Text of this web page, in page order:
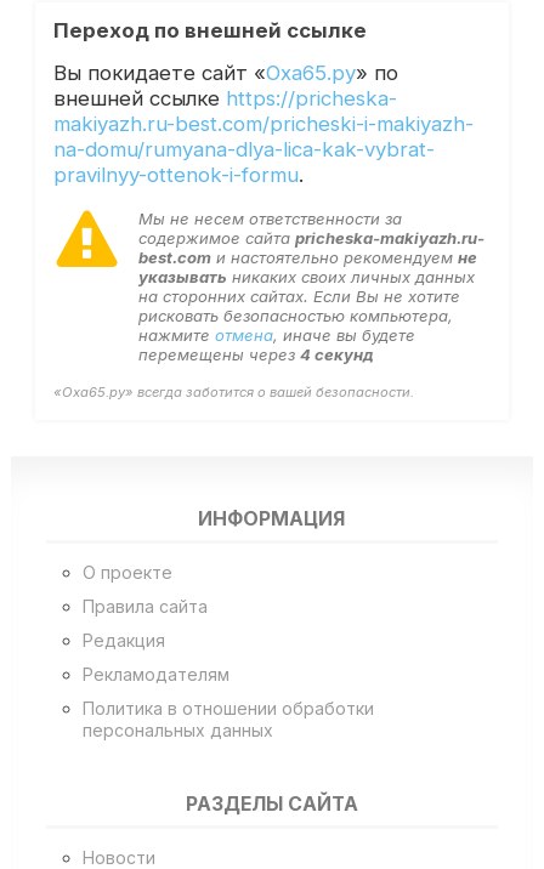
Переход по внешней ссылке
Вы покидаете сайт «Оха65.ру» по
внешней ссылке https://pricheska-
makiyazh.ru-best.com/pricheski-i-makiyazh-
na-domu/rumyana-dlya-lica-kak-vybrat-
pravilnyy-ottenok-i-formu.
Мы не несем ответственности за
содержимое сайта pricheska-makiyazh.ru-
best.comи настоятельно рекомендуем не
указывать никаких своих личных данных
на сторонних сайтах. Если Вы не хотите
рисковать безопасностью компьютера,
нажмите отмена, иначе вы будете
перемещены через 4 секунд
«Оха65.ру» всегда заботится о вашей безопасности.
ИНФОРМАЦИЯ
О проекте
Правила сайта
Редакция
Рекламодателям
Политика в отношении обработки
персональных данных
РАЗДЕЛЫ САЙТА
Новости